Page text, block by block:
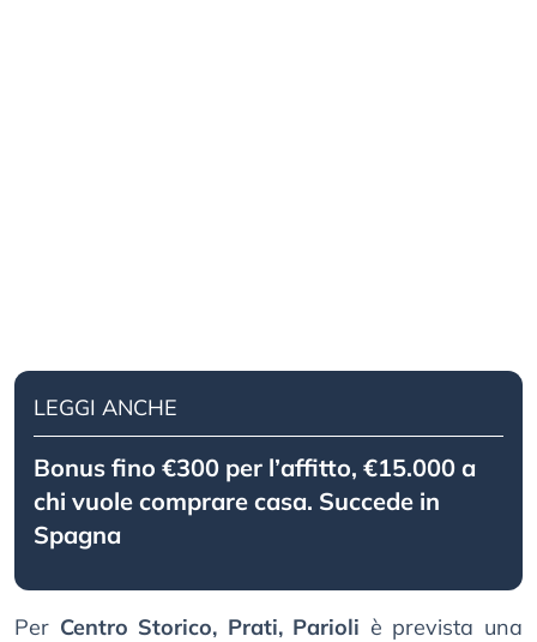
LEGGI ANCHE
Bonus fino €300 per l’affitto, €15.000 a
chi vuole comprare casa. Succede in
Spagna
Per Centro Storico, Prati, Parioli è prevista una